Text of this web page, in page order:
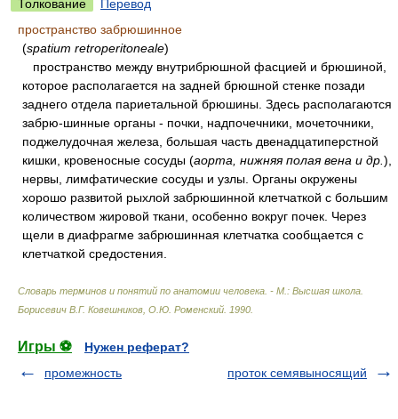
Толкование
Перевод
пространство забрюшинное
(spatium retroperitoneale)
пространство между внутрибрюшной фасцией и брюшиной,
которое располагается на задней брюшной стенке позади
заднего отдела париетальной брюшины. Здесь располагаются
забрю-шинные органы - почки, надпочечники, мочеточники,
поджелудочная железа, большая часть двенадцатиперстной
кишки, кровеносные сосуды (аорта, нижняя полая вена и др. ),
нервы, лимфатические сосуды и узлы. Органы окружены
хорошо развитой рыхлой забрюшинной клетчаткой с большим
количеством жировой ткани, особенно вокруг почек. Через
щели в диафрагме забрюшинная клетчатка сообщается с
клетчаткой средостения.
Словарь терминов и понятий по анатомии человека. - М.: Высшая школа
Борисевич В.Г. Ковешников, О.Ю. Роменский 1990
Игры ⚽
Нужен реферат?
промежность
проток семявыносящий